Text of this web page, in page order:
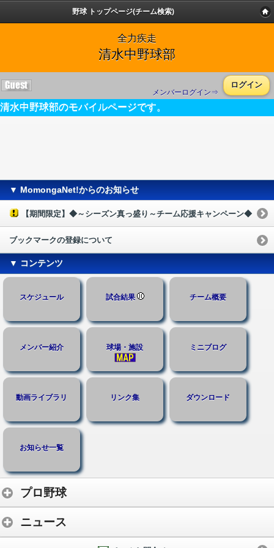
野球 トップページ(チーム検索)
全力疾走
清水中野球部
メンバーログイン⇒
ログイン
清水中野球部のモバイルページです。
▼ MomongaNet!からのお知らせ
【期間限定】◆～シーズン真っ盛り～チーム応援キャンペーン◆
ブックマークの登録について
▼ コンテンツ
スケジュール 試合結果 チーム概要
メンバー紹介 球場・施設 ミニブログ
動画ライブラリ リンク集 ダウンロード
お知らせ一覧
プロ野球
ニュース